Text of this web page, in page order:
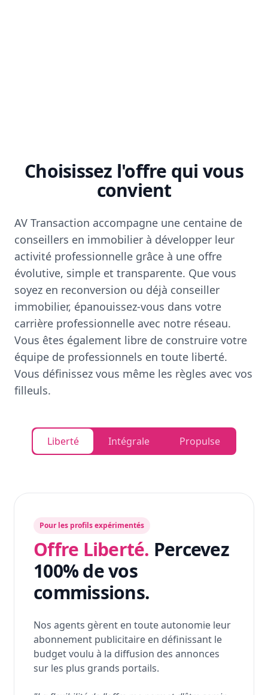
Choisissez l'offre qui vous
convient
AV Transaction accompagne une centaine de
conseillers en immobilier à développer leur
activité professionnelle grâce à une offre
évolutive, simple et transparente. Que vous
soyez en reconversion ou déjà conseiller
immobilier, épanouissez-vous dans votre
carrière professionnelle avec notre réseau.
Vous êtes également libre de construire votre
équipe de professionnels en toute liberté.
Vous définissez vous même les règles avec vos
filleuls.
Liberté Intégrale Propulse
Pour les profils expérimentés
Offre Liberté. Percevez
100% de vos
commissions.
Nos agents gèrent en toute autonomie leur
abonnement publicitaire en définissant le
budget voulu à la diffusion des annonces
sur les plus grands portails.